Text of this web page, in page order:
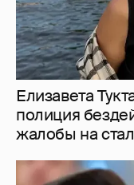
Елизавета
полиция
жалобы на